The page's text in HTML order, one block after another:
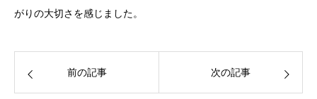
がりの大切さを感じました。
前の記事 次の記事